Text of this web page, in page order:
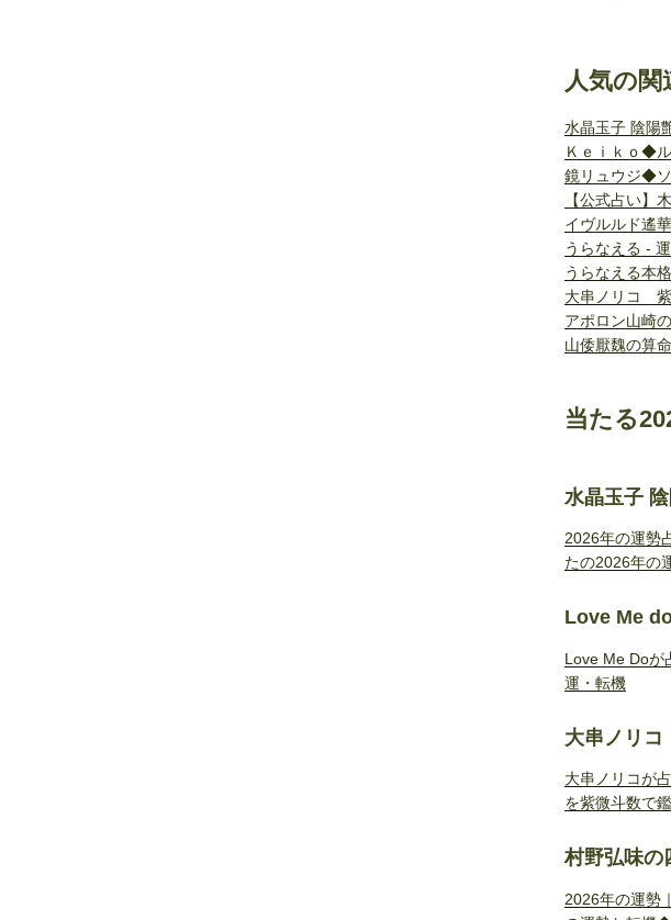
人気の
水晶玉子 陰陽
Ｋｅｉｋｏ◆
鏡リュウジ◆
【公式占い】
イヴルルド遙
うらなえる -
うらなえる本
大串ノリコ
アポロン山崎
山倭厭魏の算
当たる
水晶玉子
2026年の運勢
たの2026年の
Love Me
Love Me Doが
運・転機
大串ノリ
大串ノリコが
を紫微斗数で
村野弘味の
2026年の運勢